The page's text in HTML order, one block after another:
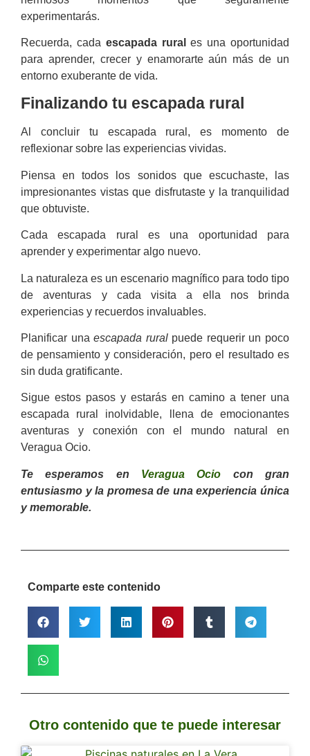
experimentarás.
Recuerda, cada escapada rural es una oportunidad
para aprender, crecer y enamorarte aún más de un
entorno exuberante de vida.
Finalizando tu escapada rural
Al concluir tu escapada rural, es momento de
reflexionar sobre las experiencias vividas.
Piensa en todos los sonidos que escuchaste, las
impresionantes vistas que disfrutaste y la tranquilidad
que obtuviste.
Cada escapada rural es una oportunidad para
aprender y experimentar algo nuevo.
La naturaleza es un escenario magnífico para todo tipo
de aventuras y cada visita a ella nos brinda
experiencias y recuerdos invaluables.
Planificar unaescapada ruralpuede requerir un poco
de pensamiento y consideración, pero el resultado es
sin duda gratificante.
Sigue estos pasos y estarás en camino a tener una
escapada rural inolvidable, llena de emocionantes
aventuras y conexión con el mundo natural en
Veragua Ocio.
Te esperamos en Veragua Ocio con gran
entusiasmo y la promesa de una experiencia única
y memorable.
Comparte este contenido
Otro contenido que te puede interesar